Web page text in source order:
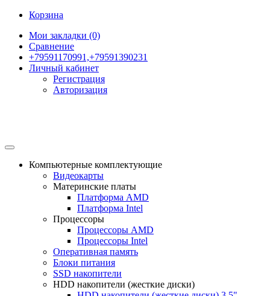
Корзина
Мои закладки (0)
Сравнение
+79591170991,+79591390231
Личный кабинет
Регистрация
Авторизация
Компьютерные комплектующие
Видеокарты
Материнские платы
Платформа AMD
Платформа Intel
Процессоры
Процессоры AMD
Процессоры Intel
Оперативная память
Блоки питания
SSD накопители
HDD накопители (жесткие диски)